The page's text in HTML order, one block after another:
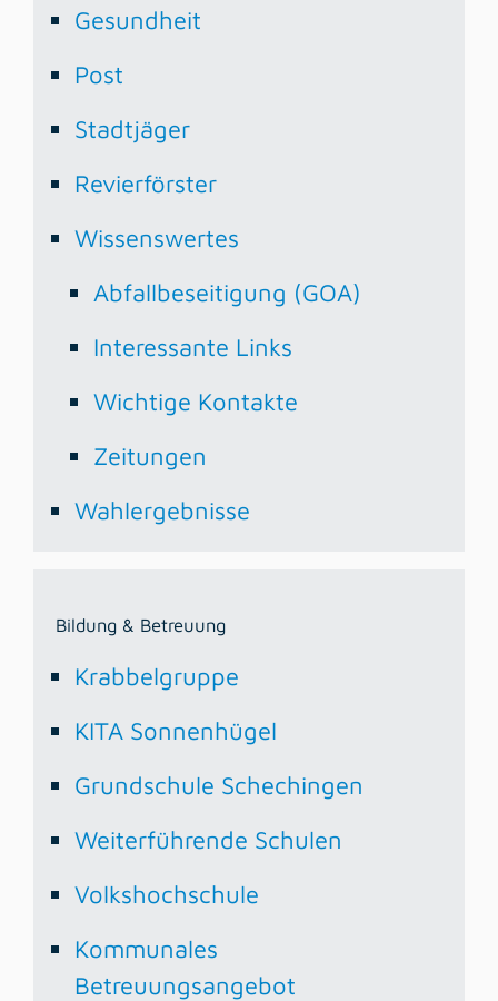
Gesundheit
Post
Stadtjäger
Revierförster
Wissenswertes
Abfallbeseitigung (GOA)
Interessante Links
Wichtige Kontakte
Zeitungen
Wahlergebnisse
Bildung & Betreuung
Krabbelgruppe
KITA Sonnenhügel
Grundschule Schechingen
Weiterführende Schulen
Volkshochschule
Kommunales
Betreuungsangebot